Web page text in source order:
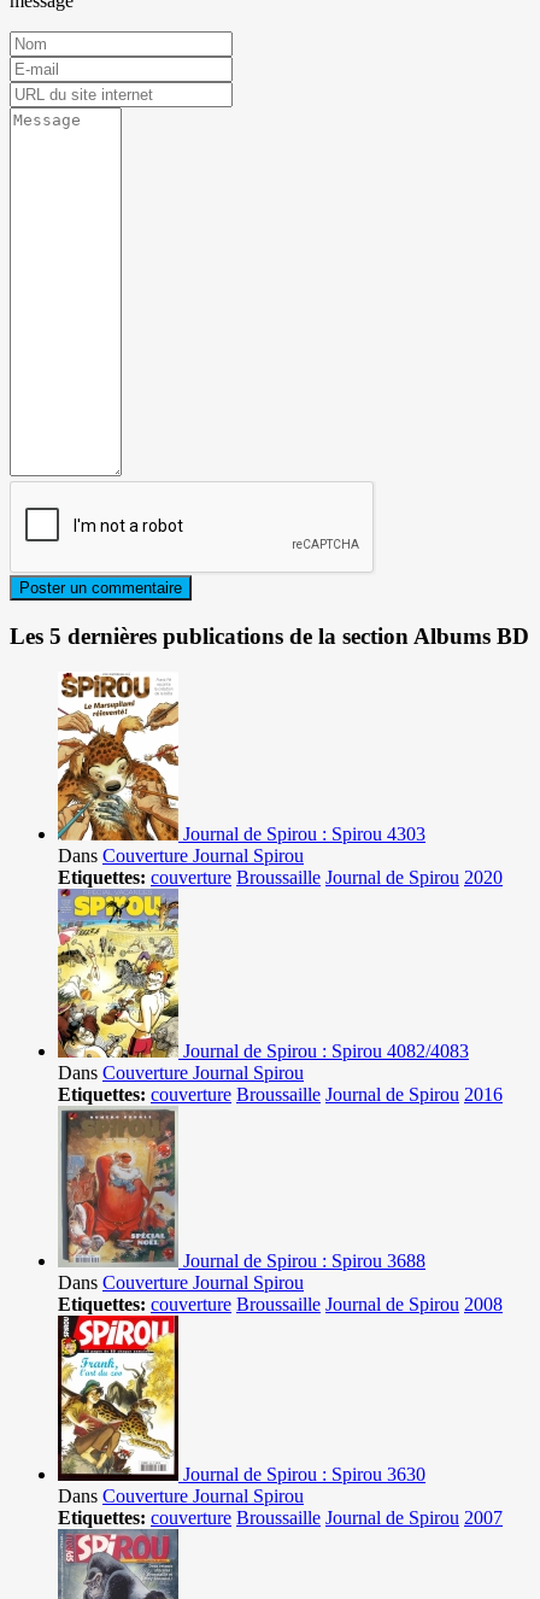
Les 5 dernières publications de la section Albums BD
Journal de Spirou : Spirou 4303
Dans Couverture Journal Spirou
Etiquettes: couverture Broussaille Journal de Spirou 2020
Journal de Spirou : Spirou 4082/4083
Dans Couverture Journal Spirou
Etiquettes: couverture Broussaille Journal de Spirou 2016
Journal de Spirou : Spirou 3688
Dans Couverture Journal Spirou
Etiquettes: couverture Broussaille Journal de Spirou 2008
Journal de Spirou : Spirou 3630
Dans Couverture Journal Spirou
Etiquettes: couverture Broussaille Journal de Spirou 2007